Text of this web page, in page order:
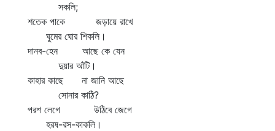
সকলি;
শতেক পাকে জড়ায়ে রাখে
ঘুমের ঘোর শিকলি।
দানব-হেন আছে কে যেন
দুয়ার আঁটি।
কাহার কাছে না জানি আছে
সোনার কাঠি?
পরশ লেগে উঠিবে জেগে
হরষ-রস-কাকলি।